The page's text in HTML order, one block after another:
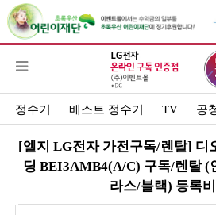
정수기 베스트 정수기 TV 공
[엘지 LG전자 가전구독/렌탈] 디
딩 BEI3AMB4(A/C) 구독/렌탈 (
라스/블랙) 등록비